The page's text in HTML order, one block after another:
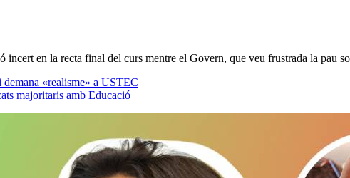
en la recta final del curs mentre el Govern, que veu frustrada la pau
«realisme» a USTEC
majoritaris amb Educació